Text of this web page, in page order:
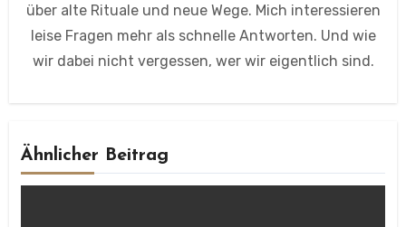
über alte Rituale und neue Wege. Mich interessieren
leise Fragen mehr als schnelle Antworten. Und wie
wir dabei nicht vergessen, wer wir eigentlich sind.
Ähnlicher Beitrag